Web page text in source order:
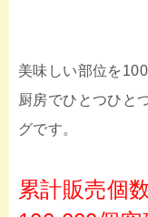
美味しい部位を100
厨房でひとつひと
グです。
累計販売個